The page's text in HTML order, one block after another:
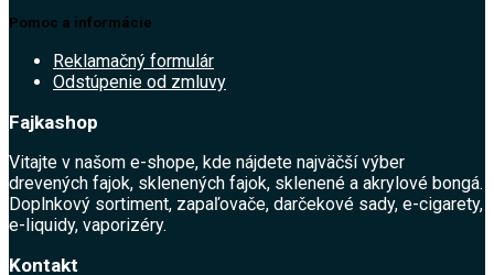
Pomoc a informácie
Reklamačný formulár
Odstúpenie od zmluvy
Fajkashop
Vitajte v našom e-shope, kde nájdete najväčší výber
drevených fajok, sklenených fajok, sklenené a akrylové bongá.
Doplnkový sortiment, zapaľovače, darčekové sady, e-cigarety,
e-liquidy, vaporizéry.
Kontakt